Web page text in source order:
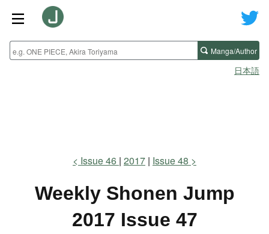
Manga/Author
日本語
Issue 46 2017 Issue 48
Weekly Shonen Jump
2017 Issue 47